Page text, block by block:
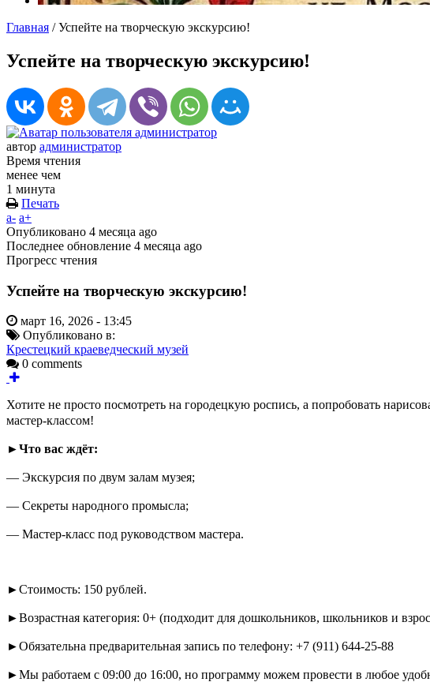
Главная /Успейте на творческую экскурсию!
Успейте на творческую экскурсию!
автор администратор
Время чтения
менее чем
1 минута
Печать
a- a+
Опубликовано 4 месяца ago
Последнее обновление 4 месяца ago
Прогресс чтения
Успейте на творческую экскурсию!
март 16, 2026 - 13:45
Опубликовано в:
Крестецкий краеведческий музей
0 comments
Хотите не просто посмотреть на городецкую роспись, а попробовать
мастер-классом!
►Что вас ждёт:
— Экскурсия по двум залам музея;
— Секреты народного промысла;
— Мастер-класс под руководством мастера.
►Стоимость: 150 рублей.
►Возрастная категория: 0+ (подходит для дошкольников, школьников и
►Обязательна предварительная запись по телефону: +7 (911) 644-25-88
►Мы работаем с 09:00 до 16:00, но программу можем провести в любое